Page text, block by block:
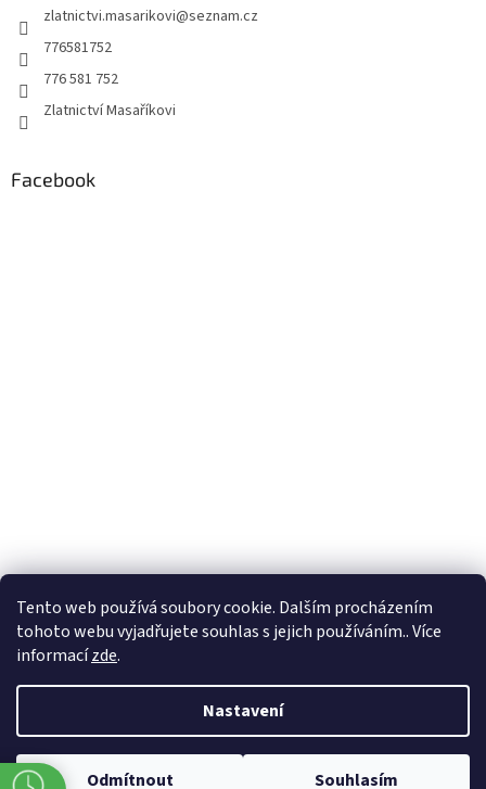
Tento web používá soubory cookie. Dalším procházením
tohoto webu vyjadřujete souhlas s jejich používáním.. Více
informacízde.
Nastavení
Odmítnout Souhlasím
zlatnictvi.masarikovi@seznam.cz
776581752
776 581 752
Zlatnictví Masaříkovi
Facebook
Vytvořil Shoptet
Copyright 2026Zlatnictví Masaříkovi. Všechna práva vyhrazena.
Upravit nastavení cookies